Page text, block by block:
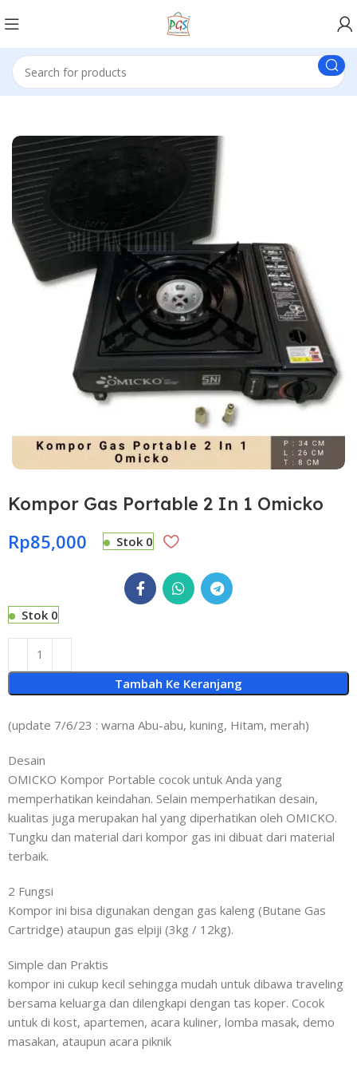
Kompor Gas Portable 2 In 1 Omicko
Rp85,000 Stok 0
Stok 0
Tambah Ke Keranjang
(update 7/6/23 : warna Abu-abu, kuning, Hitam, merah)
Desain
OMICKO Kompor Portable cocok untuk Anda yang
memperhatikan keindahan. Selain memperhatikan desain,
kualitas juga merupakan hal yang diperhatikan oleh OMICKO.
Tungku dan material dari kompor gas ini dibuat dari material
terbaik.
2 Fungsi
Kompor ini bisa digunakan dengan gas kaleng (Butane Gas
Cartridge) ataupun gas elpiji (3kg / 12kg).
Simple dan Praktis
kompor ini cukup kecil sehingga mudah untuk dibawa traveling
bersama keluarga dan dilengkapi dengan tas koper. Cocok
untuk di kost, apartemen, acara kuliner, lomba masak, demo
masakan, ataupun acara piknik